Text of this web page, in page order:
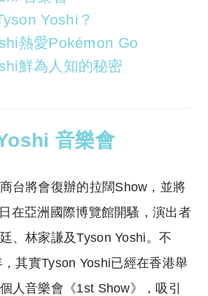
Yoshi？
熱愛Pokémon Go
鮮為人知的秘密
音樂會
台將會復辦的拉闊Show，並將
在亞洲國際博覽館開騷，演出者
、林家謙及Tyson Yoshi。不
其實Tyson Yoshi已經在香港舉
人音樂會《1st Show》，吸引